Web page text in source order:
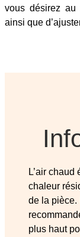
vous désirez au
ainsi que
L’air chaud
chaleur
de la pièce.
plus haut